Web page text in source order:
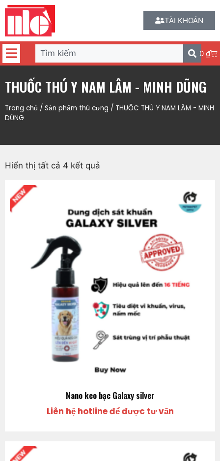
TÀI KHOẢN
0 ₫
THUỐC THÚ Y NAM LÂM - MINH DŨNG
Trang chủ / Sản phẩm thú cưng / THUỐC THÚ Y NAM LÂM - MINH
DŨNG
Hiển thị tất cả 4 kết quả
Nano keo bạc Galaxy silver
Liên hệ hotline để được tư vấn